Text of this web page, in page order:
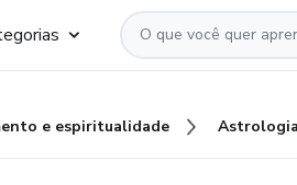
e espiritualidade Astrologia